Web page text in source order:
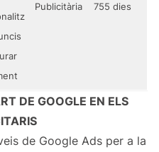
Publicitària 755 dies
DE GOOGLE EN ELS
de Google Ads per a la